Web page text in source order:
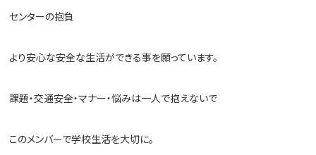
センターの抱負
より安心な安全な生活ができる事を願っています。
課題・交通安全・マナー・悩みは一人で抱えないで
このメンバーで学校生活を大切に。